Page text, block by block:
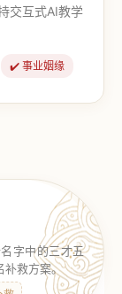
交互式AI教学
✔️ 事业姻缘
字中的三才五
补救方案。